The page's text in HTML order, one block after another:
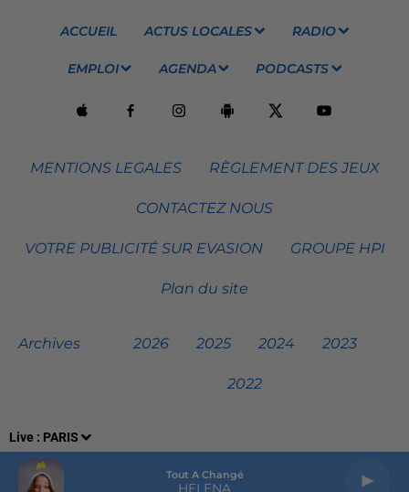
Live : PARIS
Tout A Changé
HELENA
ACCUEIL ACTUS LOCALES RADIO
EMPLOI AGENDA PODCASTS
MENTIONS LEGALES RÈGLEMENT DES JEUX
CONTACTEZ NOUS
VOTRE PUBLICITÉ SUR EVASION GROUPE HPI
Plan du site
Archives 2026 2025 2024 2023
2022